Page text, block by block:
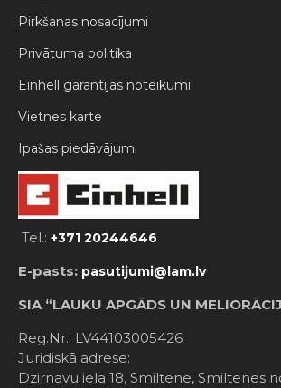
Pirkšanas nosacījumi
Privātuma politika
Einhell garantijas noteikumi
Vietnes karte
Ipašas piedāvājumi
Tel.: +371 20244646
E-pasts: pasutijumi@lam.lv
SIA “LAUKU APGĀDS UN
Reg.Nr.: LV44103005426
Juridiskā adrese:
Dzirnavu iela 18, Smiltene, Smiltenes